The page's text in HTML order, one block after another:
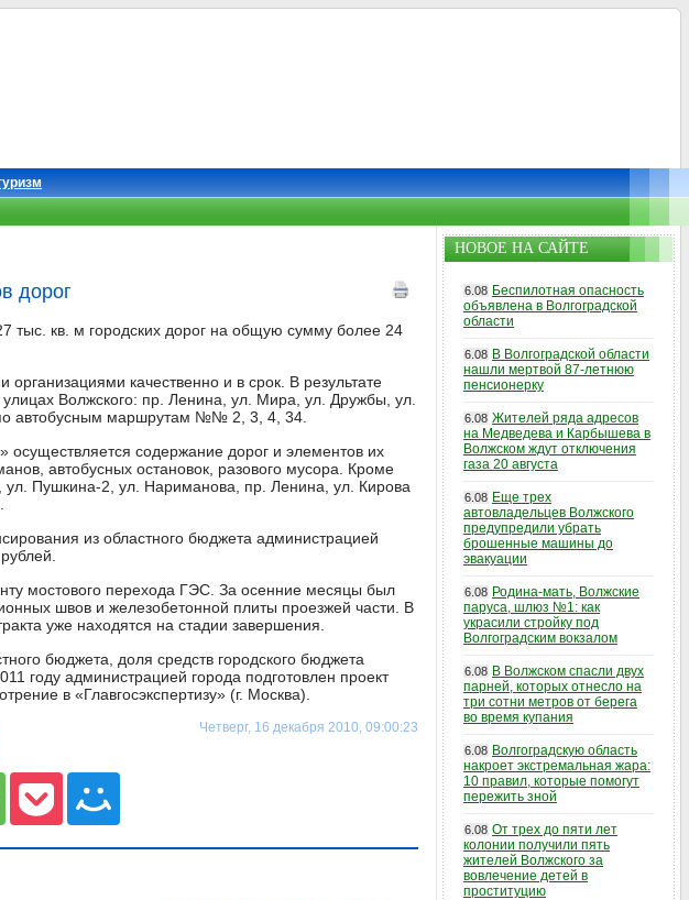
дорог
тыс. кв. м городских дорог на общую сумму более 24
качественно и в срок. В результате
Волжского: пр. Ленина, ул. Мира, ул. Дружбы, ул.
автобусным маршрутам №№ 2, 3, 4, 34.
осуществляется содержание дорог и элементов их
автобусных остановок, разового мусора. Кроме
ул. Пушкина-2, ул. Нариманова, пр. Ленина, ул. Кирова
из областного бюджета администрацией
мостового перехода ГЭС. За осенние месяцы был
швов и железобетонной плиты проезжей части. В
уже находятся на стадии завершения.
бюджета, доля средств городского бюджета
году администрацией города подготовлен проект
в «Главгосэкспертизу» (г. Москва).
Четверг, 16 декабря 2010, 09:00:23
НОВОЕ НА САЙТЕ
6.08 Беспилотная опасность
объявлена в Волгоградской
области
6.08 В Волгоградской области
нашли мертвой 87-летнюю
пенсионерку
6.08 Жителей ряда адресов
на Медведева и Карбышева в
Волжском ждут отключения
газа 20 августа
6.08 Еще трех
автовладельцев Волжского
предупредили убрать
брошенные машины до
эвакуации
6.08 Родина-мать, Волжские
паруса, шлюз №1: как
украсили стройку под
Волгоградским вокзалом
6.08 В Волжском спасли двух
парней, которых отнесло на
три сотни метров от берега
во время купания
6.08 Волгоградскую область
накроет экстремальная жара:
10 правил, которые помогут
пережить зной
6.08 От трех до пяти лет
колонии получили пять
жителей Волжского за
вовлечение детей в
проституцию